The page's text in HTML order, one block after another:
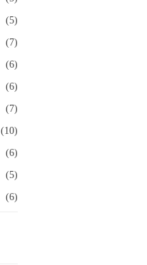
(5)
(7)
(6)
(6)
(7)
(10)
(6)
(5)
(6)